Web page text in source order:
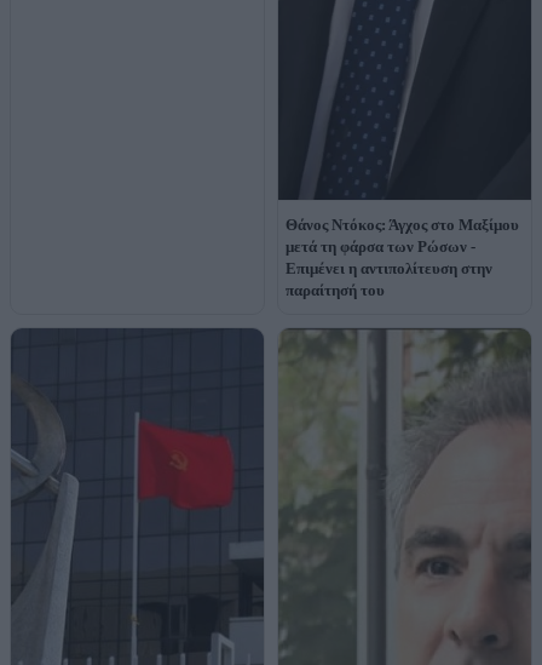
Θάνος Ντόκος: Άγχος στο Μαξίμου
μετά τη φάρσα των Ρώσων -
Επιμένει η αντιπολίτευση στην
παραίτησή του